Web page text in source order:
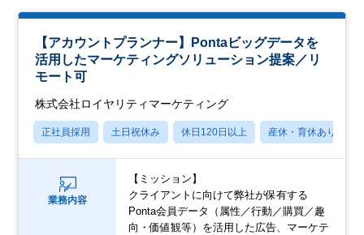
【アカウントプランナー】Pontaビッグデータを
活用したマーケティングソリューション提案／リ
モート可
株式会社ロイヤリティマーケティング
正社員採用 土日祝休み 休日120日以上 産休・育休あり
業務内容
【ミッション】
クライアントに向けて弊社が保有する
Ponta会員データ（属性／行動／購買／趣
向・価値観等）を活用した広告、マーケテ